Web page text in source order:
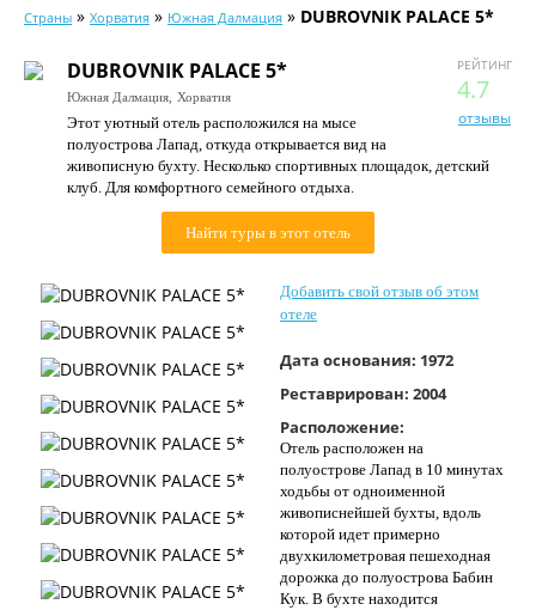
Календарь туров
Цены дня
Страны
Как купить
Контакты
Страны » Хорватия » Южная Далмация » DUBROVNIK PALACE 5*
РЕЙТИНГ
4.7
отзывы
DUBROVNIK PALACE 5*
Южная Далмация, Хорватия
Этот уютный отель расположился на мысе
полуострова Лапад, откуда открывается вид на
живописную бухту. Несколько спортивных площадок, детский
клуб. Для комфортного семейного отдыха.
Найти туры в этот отель
Добавить свой отзыв об этом
отеле
Дата основания: 1972
Реставрирован: 2004
Расположение:
Отель расположен на
полуострове Лапад в 10 минутах
ходьбы от одноименной
живописнейшей бухты, вдоль
которой идет примерно
двухкилометровая пешеходная
дорожка до полуострова Бабин
Кук. В бухте находится